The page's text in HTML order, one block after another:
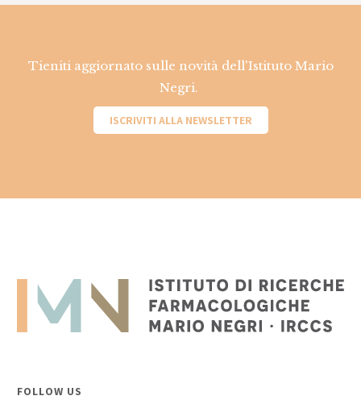
Tieniti aggiornato sulle novità dell'Istituto Mario
Negri.
ISCRIVITI ALLA NEWSLETTER
FOLLOW US